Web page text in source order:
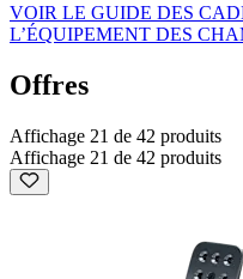
VOIR LE GUIDE DES
L’ÉQUIPEMENT DES
Offres
Affichage 21 de 42 produits
Affichage 21 de 42 produits